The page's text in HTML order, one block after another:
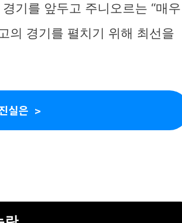
기를 앞두고 주니오르는 “매우
의 경기를 펼치기 위해 최선을
실은